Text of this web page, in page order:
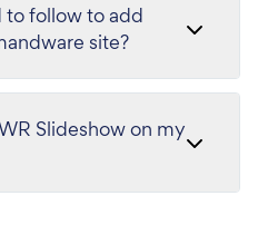
to follow to add
site?
Slideshow on my